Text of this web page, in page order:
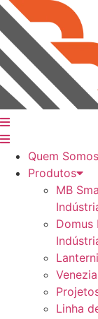
Ir
para
conteúdo
Quem Somos
Produtos
MB
Domus
Linha